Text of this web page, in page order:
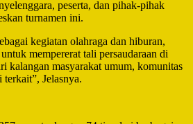
peserta, dan pihak-pihak
turnamen ini.
kegiatan olahraga dan hiburan,
mempererat tali persaudaraan di
kalangan masyarakat umum, komunitas
Jelasnya.